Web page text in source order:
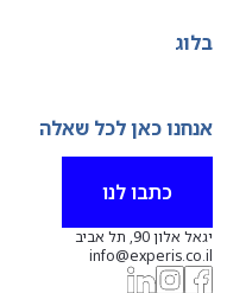
בלוג
אנחנו כאן לכל שאלה
כתבו לנו
יגאל אלון 90, תל אביב
info@experis.co.il